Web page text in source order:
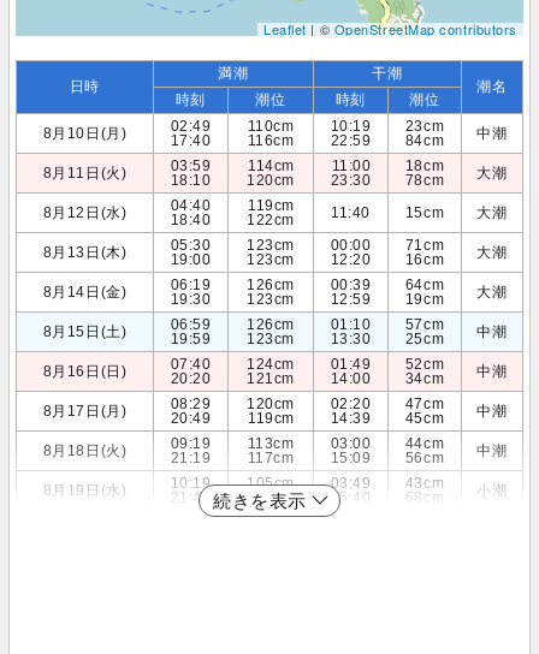
Leaflet| ©OpenStreetMap contributors
日時
満潮 干潮
潮名
時刻 潮位 時刻
潮位
8月10日(月)
02:49
17:40
110cm
116cm
10:19
22:59
23cm
84cm
中潮
8月11日(火)
03:59
18:10
114cm
120cm
11:00
23:30
18cm
78cm
大潮
8月12日(水)
04:40
18:40
119cm
122cm
11:40 15cm 大潮
8月13日(木)
05:30
19:00
123cm
123cm
00:00
12:20
71cm
16cm
大潮
8月14日(金)
06:19
19:30
126cm
123cm
00:39
12:59
64cm
19cm
大潮
8月15日(土)
06:59
19:59
126cm
123cm
01:10
13:30
57cm
25cm
中潮
8月16日(日)
07:40
20:20
124cm
121cm
01:49
14:00
52cm
34cm
中潮
8月17日(月)
08:29
20:49
120cm
119cm
02:20
14:39
47cm
45cm
中潮
8月18日(火)
09:19
21:19
113cm
117cm
03:00
15:09
44cm
56cm
中潮
8月19日(水)
10:19
21:40
105cm
115cm
03:49
15:40
43cm
68cm
小潮
続きを表示